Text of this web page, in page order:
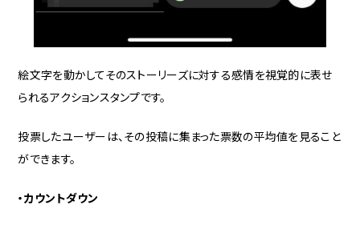
絵文字を動かしてそのストーリーズに対する感情を視覚的に表せ
られるアクションスタンプです。
投票したユーザーは、その投稿に集まった票数の平均値を見ること
ができます。
・カウントダウン